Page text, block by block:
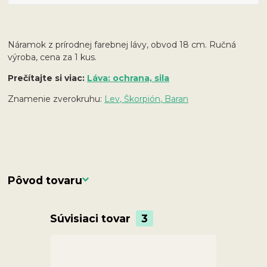
Náramok z prírodnej farebnej lávy, obvod 18 cm. Ručná
výroba, cena za 1 kus.
Prečítajte si viac: Láva: ochrana, sila
Znamenie zverokruhu: Lev, Škorpión, Baran
Pôvod tovaru
Súvisiaci tovar 3